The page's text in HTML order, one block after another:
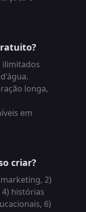
ilimitados
longa,
em
criar?
2)
histórias
6)